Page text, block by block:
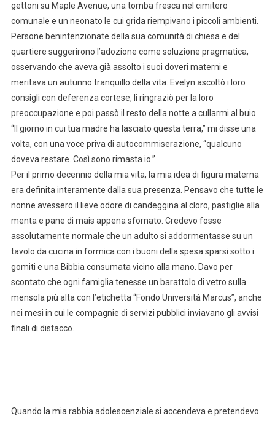
gettoni su Maple Avenue, una tomba fresca nel cimitero
comunale e un neonato le cui grida riempivano i piccoli ambienti.
Persone benintenzionate della sua comunità di chiesa e del
quartiere suggerirono l’adozione come soluzione pragmatica,
osservando che aveva già assolto i suoi doveri materni e
meritava un autunno tranquillo della vita. Evelyn ascoltò i loro
consigli con deferenza cortese, li ringraziò per la loro
preoccupazione e poi passò il resto della notte a cullarmi al buio.
“Il giorno in cui tua madre ha lasciato questa terra,” mi disse una
volta, con una voce priva di autocommiserazione, “qualcuno
doveva restare. Così sono rimasta io.”
Per il primo decennio della mia vita, la mia idea di figura materna
era definita interamente dalla sua presenza. Pensavo che tutte le
nonne avessero il lieve odore di candeggina al cloro, pastiglie alla
menta e pane di mais appena sfornato. Credevo fosse
assolutamente normale che un adulto si addormentasse su un
tavolo da cucina in formica con i buoni della spesa sparsi sotto i
gomiti e una Bibbia consumata vicino alla mano. Davo per
scontato che ogni famiglia tenesse un barattolo di vetro sulla
mensola più alta con l’etichetta “Fondo Università Marcus”, anche
nei mesi in cui le compagnie di servizi pubblici inviavano gli avvisi
finali di distacco.
Quando la mia rabbia adolescenziale si accendeva e pretendevo